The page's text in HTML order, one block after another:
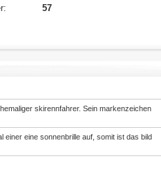
57
skirennfahrer. Sein markenzeichen
einer eine sonnenbrille auf, somit ist das bild